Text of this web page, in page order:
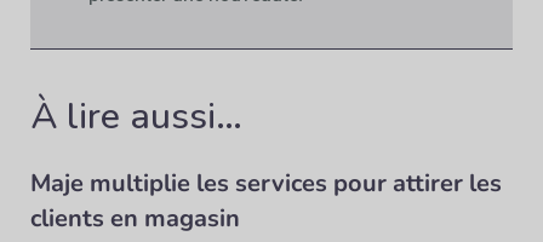
À lire aussi…
Maje multiplie les services pour attirer les
clients en magasin